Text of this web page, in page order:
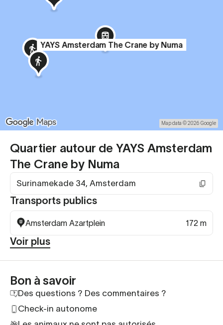
Quartier autour de YAYS Amsterdam
The Crane by Numa
Surinamekade 34, Amsterdam
Transports publics
Amsterdam Azartplein 172 m
Voir plus
YAYS Amsterdam The Crane by Numa
Map data © 2026 Google
Bon à savoir
Des questions ? Des commentaires ?
Check-in autonome